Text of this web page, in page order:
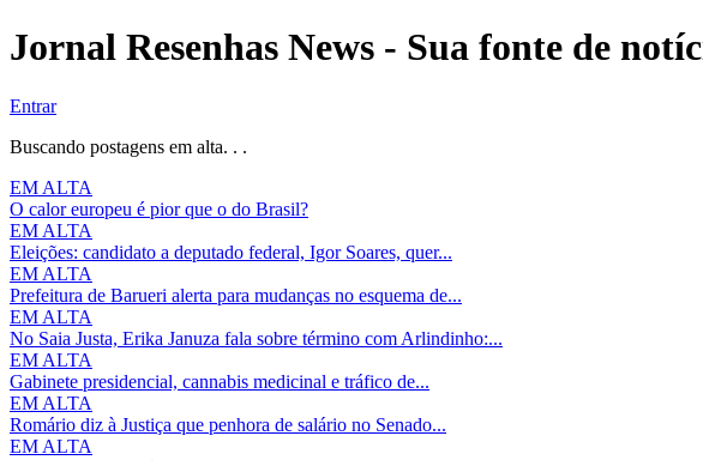
Jornal Resenhas News - Sua fonte de
Entrar
Buscando postagens em alta. . .
EM ALTA
O calor europeu é pior que o do Brasil?
EM ALTA
Eleições: candidato a deputado federal, Igor Soares, quer...
EM ALTA
Prefeitura de Barueri alerta para mudanças no esquema de...
EM ALTA
No Saia Justa, Erika Januza fala sobre término com Arlindinho:...
EM ALTA
Gabinete presidencial, cannabis medicinal e tráfico de...
EM ALTA
Romário diz à Justiça que penhora de salário no Senado...
EM ALTA